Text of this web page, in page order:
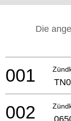
Die
001
002